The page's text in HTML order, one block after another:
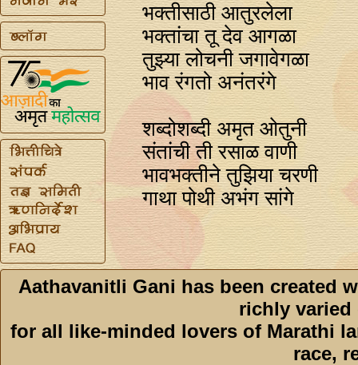
भक्तीसाठी आतुरलेला
भक्तांचा तू देव आगळा
तुझ्या लोचनी जगावेगळा
भाव रंगतो अनंतरंगे
शब्दोशब्दी अमृत ओतुनी
संतांची ती रसाळ वाणी
भावभक्तीने तुझिया चरणी
गाथा पोथी अभंग सांगे
Aathavanitli Gani has been created
richly varied
for all like-minded lovers of Marathi
race,